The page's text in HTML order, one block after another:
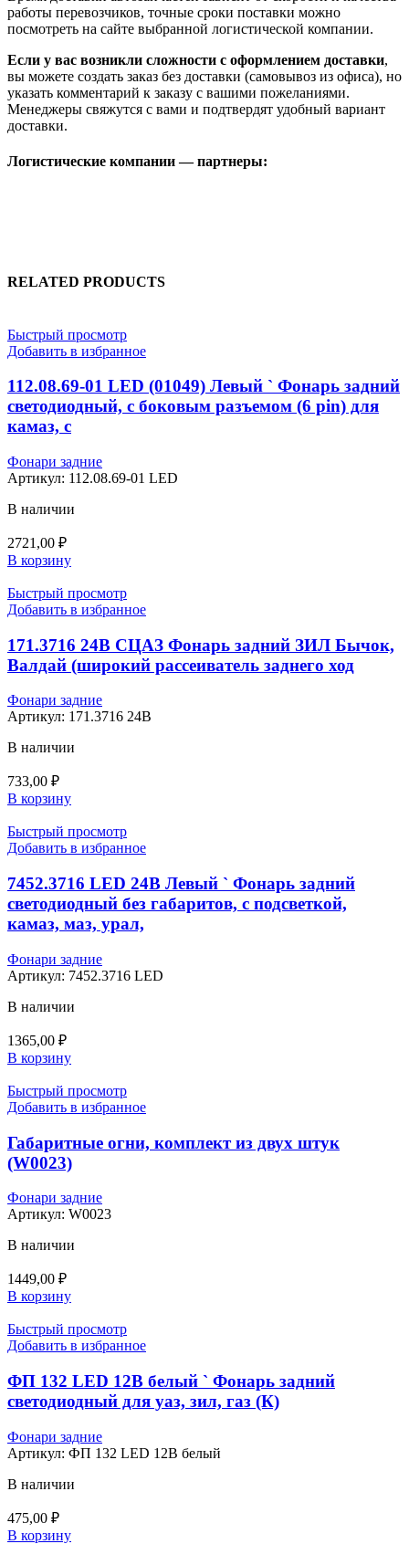
работы перевозчиков, точные сроки поставки можно
посмотреть на сайте выбранной логистической компании.
Если у вас возникли сложности с оформлением доставки,
вы можете создать заказ без доставки (самовывоз из офиса), но
указать комментарий к заказу с вашими пожеланиями.
Менеджеры свяжутся с вами и подтвердят удобный вариант
доставки.
Логистические компании — партнеры:
RELATED PRODUCTS
Быстрый просмотр
Добавить в избранное
112.08.69-01 LED (01049) Левый ` Фонарь задний
светодиодный, с боковым разъемом (6 pin) для
камаз, с
Фонари задние
Артикул: 112.08.69-01 LED
В наличии
2721,00 ₽
В корзину
Быстрый просмотр
Добавить в избранное
171.3716 24В СЦАЗ Фонарь задний ЗИЛ Бычок,
Валдай (широкий рассеиватель заднего ход
Фонари задние
Артикул: 171.3716 24В
В наличии
733,00 ₽
В корзину
Быстрый просмотр
Добавить в избранное
7452.3716 LED 24В Левый ` Фонарь задний
светодиодный без габаритов, с подсветкой,
камаз, маз, урал,
Фонари задние
Артикул: 7452.3716 LED
В наличии
1365,00 ₽
В корзину
Быстрый просмотр
Добавить в избранное
Габаритные огни, комплект из двух штук
(W0023)
Фонари задние
Артикул: W0023
В наличии
1449,00 ₽
В корзину
Быстрый просмотр
Добавить в избранное
ФП 132 LED 12В белый ` Фонарь задний
светодиодный для уаз, зил, газ (К)
Фонари задние
Артикул: ФП 132 LED 12В белый
В наличии
475,00 ₽
В корзину